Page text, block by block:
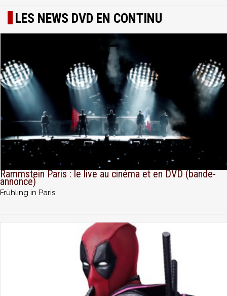
LES NEWS DVD EN CONTINU
Rammstein Paris : le live au cinéma et en DVD (bande-
annonce)
Frühling in Paris